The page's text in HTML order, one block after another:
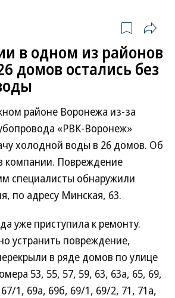
в одном из районов
домов остались без
районе Воронежа из-за
«РВК-Воронеж»
холодной воды в 26 домов. Об
компании. Повреждение
специалисты обнаружили
по адресу Минская, 63.
уже приступила к ремонту.
устранить повреждение,
в ряде домов по улице
53, 55, 57, 59, 63, 63а, 65, 69,
1, 69а, 69б, 69/1, 69/2, 71, 71а,